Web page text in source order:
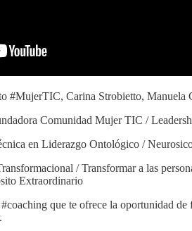
#MujerTIC, Carina Strobietto, Manuela
Comunidad Mujer TIC /
en Liderazgo Ontológico /
/ Transformar a las
Extraordinario
que te ofrece la oportunidad